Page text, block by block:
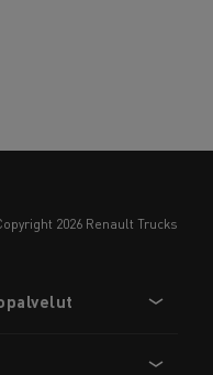
copyright 2026 Renault Trucks